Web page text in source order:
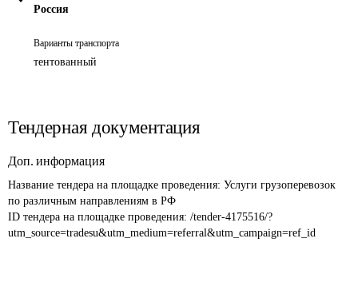
Россия
Варианты транспорта
тентованный
Тендерная документация
Доп. информация
Название тендера на площадке проведения: Услуги грузоперевозок
по различным направлениям в РФ
ID тендера на площадке проведения: /tender-4175516/?
utm_source=tradesu&utm_medium=referral&utm_campaign=ref_id